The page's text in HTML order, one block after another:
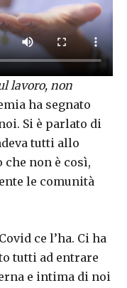
lavoro, non
ha segnato
Si è parlato di
tutti allo
che non è così,
le comunità
ce l’ha. Ci ha
tutti ad entrare
e intima di noi